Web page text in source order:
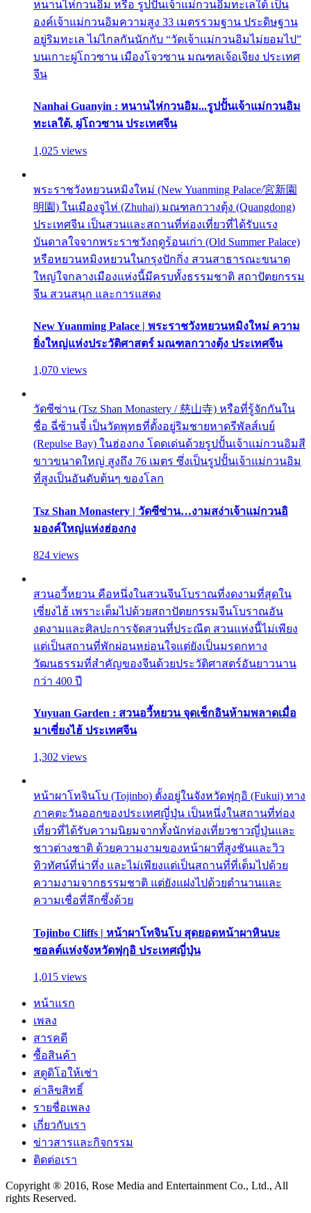
หนานไห่กวนอิม หรือ รูปปั้นเจ้าแม่กวนอิมทะเลใต้ เป็น
องค์เจ้าแม่กวนอิมความสูง 33 เมตรรวมฐาน ประดิษฐาน
อยู่ริมทะเล ไม่ไกลกันนักกับ “วัดเจ้าแม่กวนอิมไม่ยอมไป”
บนเกาะผู่โถวซาน เมืองโจวซาน มณฑลเจ้อเจียง ประเทศ
จีน
Nanhai Guanyin : หนานไห่กวนอิม...รูปปั้นเจ้าแม่กวนอิม
ทะเลใต้, ผู่โถวซาน ประเทศจีน
1,025 views
พระราชวังหยวนหมิงใหม่ (New Yuanming Palace/宮新園
明園) ในเมืองจูไห่ (Zhuhai) มณฑลกวางตุ้ง (Quangdong)
ประเทศจีน เป็นสวนและสถานที่ท่องเที่ยวที่ได้รับแรง
บันดาลใจจากพระราชวังฤดูร้อนเก่า (Old Summer Palace)
หรือหยวนหมิงหยวนในกรุงปักกิ่ง สวนสาธารณะขนาด
ใหญ่ใจกลางเมืองแห่งนี้มีครบทั้งธรรมชาติ สถาปัตยกรรม
จีน สวนสนุก และการแสดง
New Yuanming Palace | พระราชวังหยวนหมิงใหม่ ความ
ยิ่งใหญ่แห่งประวัติศาสตร์ มณฑลกวางตุ้ง ประเทศจีน
1,070 views
วัดซีซ่าน (Tsz Shan Monastery / 慈山寺) หรือที่รู้จักกันใน
ชื่อ ฉี่ซ้านจี๋ เป็นวัดพุทธที่ตั้งอยู่ริมชายหาดรีพัลส์เบย์
(Repulse Bay) ในฮ่องกง โดดเด่นด้วยรูปปั้นเจ้าแม่กวนอิมสี
ขาวขนาดใหญ่ สูงถึง 76 เมตร ซึ่งเป็นรูปปั้นเจ้าแม่กวนอิม
ที่สูงเป็นอันดับต้นๆ ของโลก
Tsz Shan Monastery | วัดซีซ่าน…งามสง่าเจ้าแม่กวนอิ
มองค์ใหญ่แห่งฮ่องกง
824 views
สวนอวี้หยวน คือหนึ่งในสวนจีนโบราณที่งดงามที่สุดใน
เซี่ยงไฮ้ เพราะเต็มไปด้วยสถาปัตยกรรมจีนโบราณอัน
งดงามและศิลปะการจัดสวนที่ประณีต สวนแห่งนี้ไม่เพียง
แต่เป็นสถานที่พักผ่อนหย่อนใจแต่ยังเป็นมรดกทาง
วัฒนธรรมที่สำคัญของจีนด้วยประวัติศาสตร์อันยาวนาน
กว่า 400 ปี
Yuyuan Garden : สวนอวี้หยวน จุดเช็กอินห้ามพลาดเมื่อ
มาเซี่ยงไฮ้ ประเทศจีน
1,302 views
หน้าผาโทจินโบ (Tojinbo) ตั้งอยู่ในจังหวัดฟุกุอิ (Fukui) ทาง
ภาคตะวันออกของประเทศญี่ปุ่น เป็นหนึ่งในสถานที่ท่อง
เที่ยวที่ได้รับความนิยมจากทั้งนักท่องเที่ยวชาวญี่ปุ่นและ
ชาวต่างชาติ ด้วยความงามของหน้าผาที่สูงชันและวิว
ทิวทัศน์ที่น่าทึ่ง และไม่เพียงแต่เป็นสถานที่ที่เต็มไปด้วย
ความงามจากธรรมชาติ แต่ยังแฝงไปด้วยตำนานและ
ความเชื่อที่ลึกซึ้งด้วย
Tojinbo Cliffs | หน้าผาโทจินโบ สุดยอดหน้าผาหินบะ
ซอลต์แห่งจังหวัดฟุกุอิ ประเทศญี่ปุ่น
1,015 views
หน้าแรก
เพลง
สารคดี
ซื้อสินค้า
สตูดิโอให้เช่า
ค่าลิขสิทธิ์
รายชื่อเพลง
เกี่ยวกับเรา
ข่าวสารและกิจกรรม
ติดต่อเรา
Copyright ® 2016, Rose Media and Entertainment Co., Ltd., All
rights Reserved.